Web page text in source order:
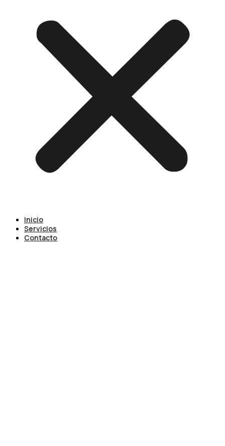
Inicio
Servicios
Contacto